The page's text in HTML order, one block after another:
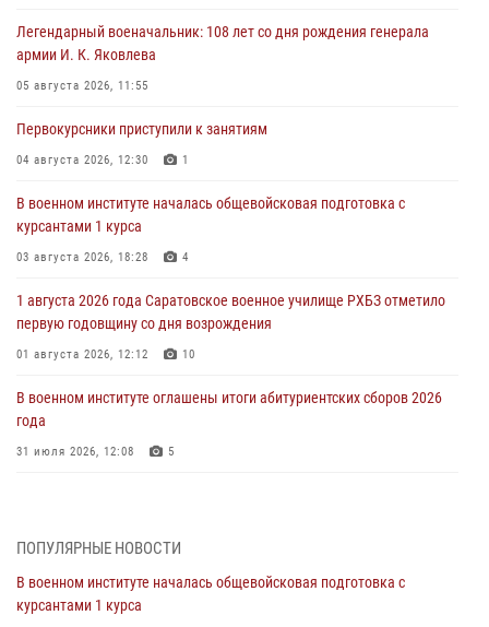
Легендарный военачальник: 108 лет со дня рождения генерала
армии И. К. Яковлева
05 августа 2026, 11:55
Первокурсники приступили к занятиям
04 августа 2026, 12:30 1
В военном институте началась общевойсковая подготовка с
курсантами 1 курса
03 августа 2026, 18:28 4
1 августа 2026 года Саратовское военное училище РХБЗ отметило
первую годовщину со дня возрождения
01 августа 2026, 12:12 10
В военном институте оглашены итоги абитуриентских сборов 2026
года
31 июля 2026, 12:08 5
29 июля 2026, 06:45 2
29 июля 2026 года курсанты военного института успешно сдали
экзамен по вождению
ПОПУЛЯРНЫЕ НОВОСТИ
В военном институте началась общевойсковая подготовка с
курсантами 1 курса